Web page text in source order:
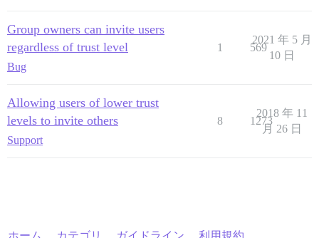
Group owners can invite users
regardless of trust level
Bug
1 569
2021 年 5 月
10 日
Allowing users of lower trust
levels to invite others
Support
8 1273
2018 年 11
月 26 日
ホーム カテゴリ ガイドライン 利用規約